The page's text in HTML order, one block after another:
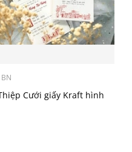
Cưới giấy Kraft hình
truyền thống